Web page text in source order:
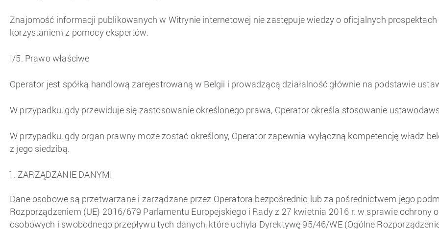
Znajomość informacji publikowanych w Witrynie internetowej nie zastępuje wiedzy o oficjalnych
korzystaniem z pomocy ekspertów.
I/5. Prawo właściwe
Operator jest spółką handlową zarejestrowaną w Belgii i prowadzącą działalność głównie na podstawie
W przypadku, gdy przewiduje się zastosowanie określonego prawa, Operator określa stosowanie
W przypadku, gdy organ prawny może zostać określony, Operator zapewnia wyłączną kompetencję władz
z jego siedzibą.
ZARZĄDZANIE DANYMI
Dane osobowe są przetwarzane i zarządzane przez Operatora bezpośrednio lub za pośrednictwem jego
Rozporządzeniem (UE) 2016/679 Parlamentu Europejskiego i Rady z 27 kwietnia 2016 r. w sprawie
osobowych i swobodnego przepływu tych danych, które uchyla Dyrektywę 95/46/WE (Ogólne